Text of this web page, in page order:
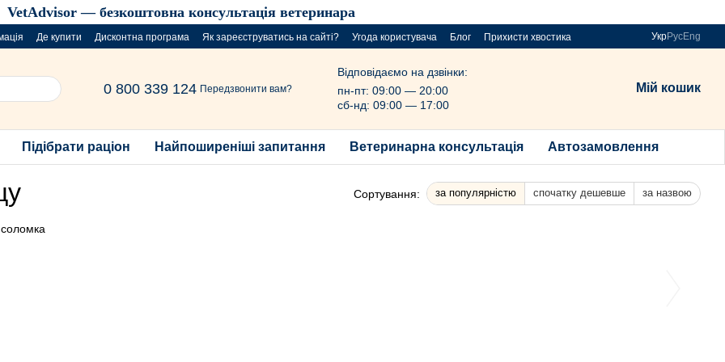
VetAdvisor — безкоштовна консультація ветеринара
Де купити Дисконтна програма Як зареєструватись на сайті? Угода користувача Блог
Прихисти хвостика
УкрРусEng
0 800 339 124 Передзвонити вам?
Відповідаємо на дзвінки:
пн-пт: 09:00 — 20:00
сб-нд: 09:00 — 17:00
Мій кошик
Підібрати раціон Найпоширеніші запитання Ветеринарна консультація Автозамовлення
Сортування: за популярністю спочатку дешевше за назвою